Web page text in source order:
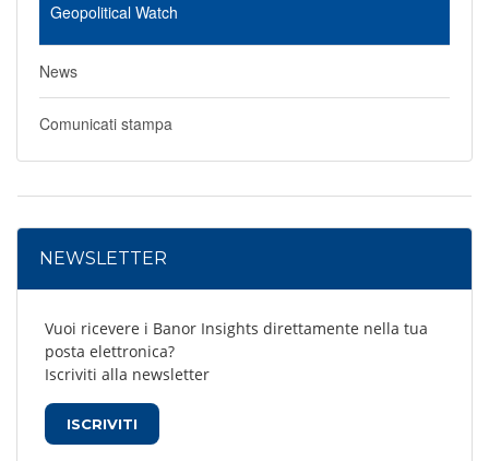
Geopolitical Watch
News
Comunicati stampa
NEWSLETTER
Vuoi ricevere i Banor Insights direttamente nella tua
posta elettronica?
Iscriviti alla newsletter
ISCRIVITI